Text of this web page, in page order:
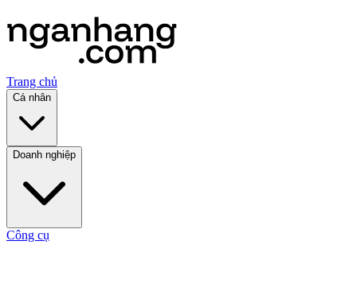
Trang chủ
Cá nhân
Doanh nghiệp
Công cụ